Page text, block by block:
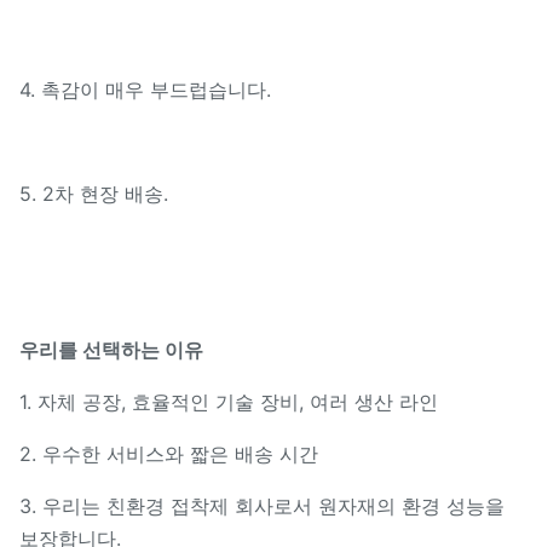
4. 촉감이 매우 부드럽습니다.
5. 2차 현장 배송.
우리를 선택하는 이유
1. 자체 공장, 효율적인 기술 장비, 여러 생산 라인
2. 우수한 서비스와 짧은 배송 시간
3. 우리는 친환경 접착제 회사로서 원자재의 환경 성능을
보장합니다.